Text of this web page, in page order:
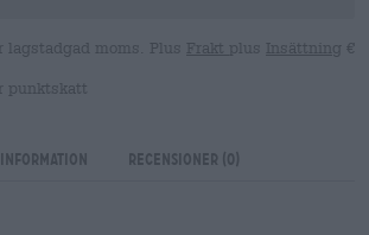
lagstadgad moms. Plus Frakt plus Insättning €
punktskatt
Information Recensioner (0)